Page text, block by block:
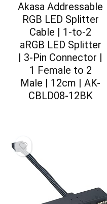
Akasa Addressable
RGB LED Splitter
Cable | 1-to-2
aRGB LED Splitter
| 3-Pin Connector |
1 Female to 2
Male | 12cm | AK-
CBLD08-12BK